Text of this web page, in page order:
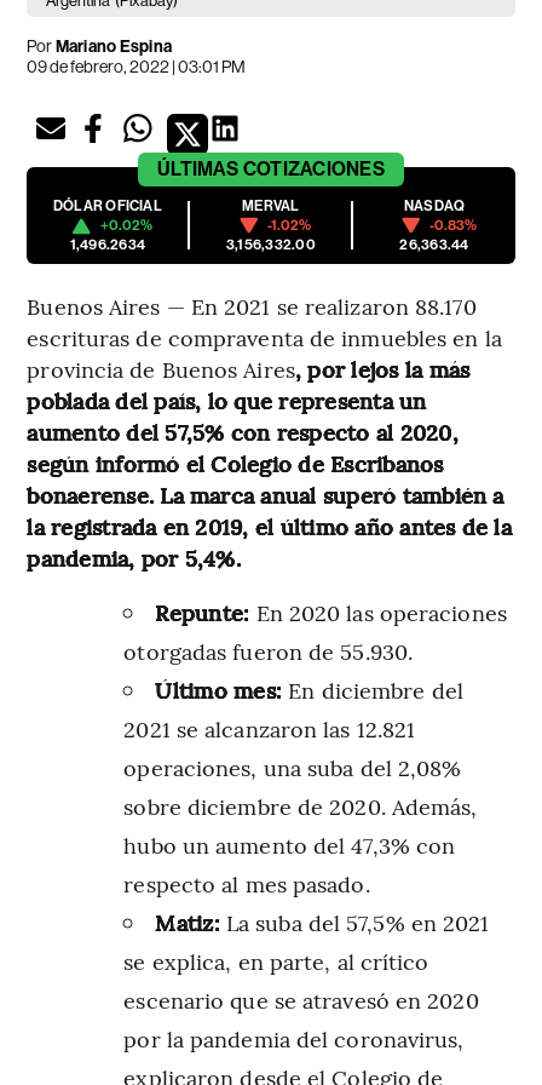
PorMariano Espina
09 de febrero, 2022 | 03:01 PM
ÚLTIMAS COTIZACIONES
DÓLAR OFICIAL
+0.02%
1,496.2634
MERVAL
-1.02%
3,156,332.00
NASDAQ
-0.83%
26,363.44
Buenos Aires — En 2021 se realizaron 88.170
escrituras de compraventa de inmuebles en la
provincia de Buenos Aires, por lejos la más
poblada del país, lo que representa un
aumento del 57,5% con respecto al 2020,
según informó el Colegio de Escribanos
bonaerense. La marca anual superó también a
la registrada en 2019, el último año antes de la
pandemia, por 5,4%.
Repunte: En 2020 las operaciones
otorgadas fueron de 55.930.
Último mes: En diciembre del
2021 se alcanzaron las 12.821
operaciones, una suba del 2,08%
sobre diciembre de 2020. Además,
hubo un aumento del 47,3% con
respecto al mes pasado.
Matiz: La suba del 57,5% en 2021
se explica, en parte, al crítico
escenario que se atravesó en 2020
por la pandemia del coronavirus,
explicaron desde el Colegio de